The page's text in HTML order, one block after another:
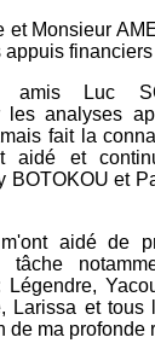
et Monsieur
appuis
amis Luc
les analyses
fait la
aidé et
BOTOKOU et
aidé de
Larissa et tous
de ma profonde